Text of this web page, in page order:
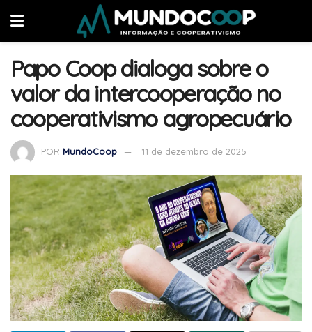
Papo Coop dialoga sobre o
valor da intercooperação no
cooperativismo agropecuário
POR MundoCoop 11 de dezembro de 2025